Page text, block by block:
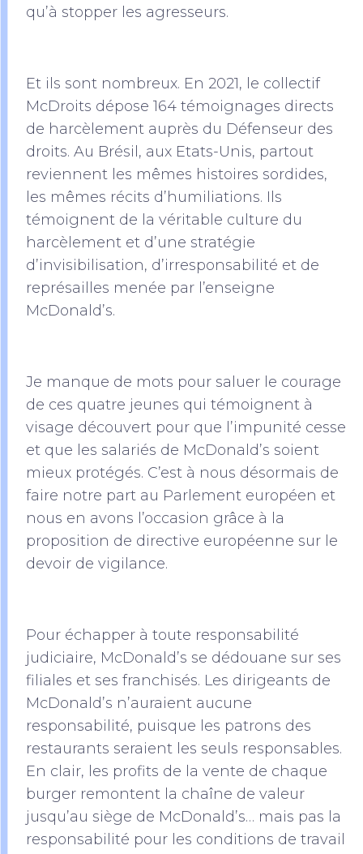
qu’à stopper les agresseurs.
Et ils sont nombreux. En 2021, le collectif
McDroits dépose 164 témoignages directs
de harcèlement auprès du Défenseur des
droits. Au Brésil, aux Etats-Unis, partout
reviennent les mêmes histoires sordides,
les mêmes récits d’humiliations. Ils
témoignent de la véritable culture du
harcèlement et d’une stratégie
d’invisibilisation, d’irresponsabilité et de
représailles menée par l’enseigne
McDonald’s.
Je manque de mots pour saluer le courage
de ces quatre jeunes qui témoignent à
visage découvert pour que l’impunité cesse
et que les salariés de McDonald’s soient
mieux protégés. C’est à nous désormais de
faire notre part au Parlement européen et
nous en avons l’occasion grâce à la
proposition de directive européenne sur le
devoir de vigilance.
Pour échapper à toute responsabilité
judiciaire, McDonald’s se dédouane sur ses
filiales et ses franchisés. Les dirigeants de
McDonald’s n’auraient aucune
responsabilité, puisque les patrons des
restaurants seraient les seuls responsables.
En clair, les profits de la vente de chaque
burger remontent la chaîne de valeur
jusqu’au siège de McDonald’s… mais pas la
responsabilité pour les conditions de travail